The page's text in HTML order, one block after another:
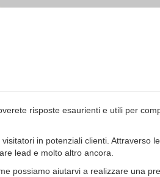
risposte esaurienti e utili per
in potenziali clienti. Attraverso
lead e molto altro ancora.
possiamo aiutarvi a realizzare una